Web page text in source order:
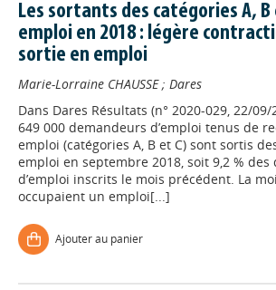
Les sortants des catégories A, B
emploi en 2018 : légère
sortie en emploi
Marie-Lorraine CHAUSSE; Dares
Dans Dares Résultats (n° 2020-029, 22/09/
649 000 demandeurs d’emploi tenus de
emploi (catégories A, B et C) sont sortis
emploi en septembre 2018, soit 9,2 % des
d’emploi inscrits le mois précédent. La
occupaient un emploi[...]
Ajouter au panier